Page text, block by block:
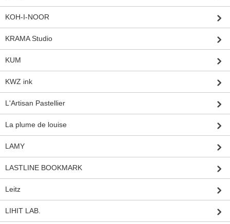
KOH-I-NOOR
KRAMA Studio
KUM
KWZ ink
L'Artisan Pastellier
La plume de louise
LAMY
LASTLINE BOOKMARK
Leitz
LIHIT LAB.